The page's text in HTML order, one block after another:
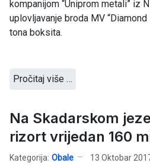
kompanijom “Uniprom metali” iz
uplovljavanje broda MV
tona boksita.
Pročitaj više …
Na Skadarskom
rizort vrijedan 160
Kategorija: Obale 13 Oktobar